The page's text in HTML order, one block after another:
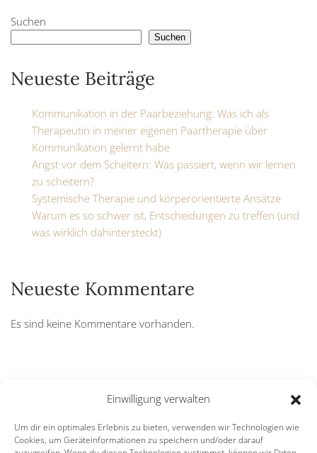
Einwilligung verwalten
Um dir ein optimales Erlebnis zu bieten, verwenden wir Technologien wie
Cookies, um Geräteinformationen zu speichern und/oder darauf
Suchen
Suchen
Neueste Beiträge
Kommunikation in der Paarbeziehung: Was ich als
Therapeutin in meiner eigenen Paartherapie über
Kommunikation gelernt habe
Angst vor dem Scheitern: Was passiert, wenn wir lernen
zu scheitern?
Systemische Therapie und körperorientierte Ansätze
Warum es so schwer ist, Entscheidungen zu treffen (und
was wirklich dahintersteckt)
Neueste Kommentare
Es sind keine Kommentare vorhanden.
Über mich